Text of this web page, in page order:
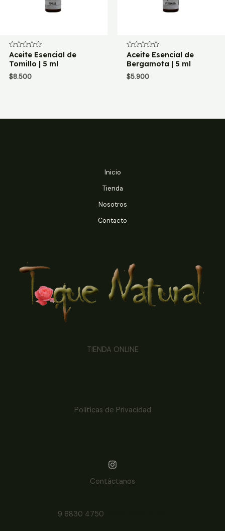
Valorado
con
0
5
Aceite Esencial de
Tomillo | 5 ml
$8.500
Valorado
con
0
5
Aceite Esencial de
Bergamota | 5 ml
$5.900
Inicio
Tienda
Nosotros
Contacto
TIENDA ONLINE
Políticas de Privacidad
Contáctanos
9 6830 4750